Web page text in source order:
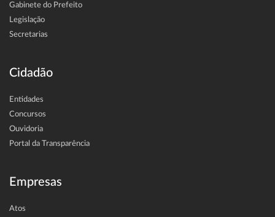
Gabinete do Prefeito
Legislação
Secretarias
Cidadão
Entidades
Concursos
Ouvidoria
Portal da Transparência
Empresas
Atos